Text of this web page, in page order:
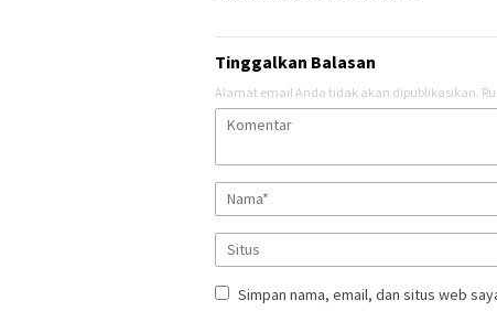
Tinggalkan Balasan
Alamat email Anda tidak akan dipublikasikan.
Simpan nama, email, dan situs web